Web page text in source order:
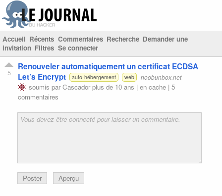
Accueil Récents Commentaires Recherche Demander une
invitation Filtres Se connecter
5
Renouveler automatiquement un certificat ECDSA
Let’s Encrypt
auto-hébergement web noobunbox.net
soumis parCascadorplus de 10 ans | en cache | 5
commentaires
Poster Aperçu